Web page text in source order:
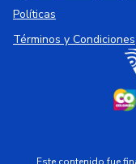
Políticas
Términos y Condiciones
Este contenido fue